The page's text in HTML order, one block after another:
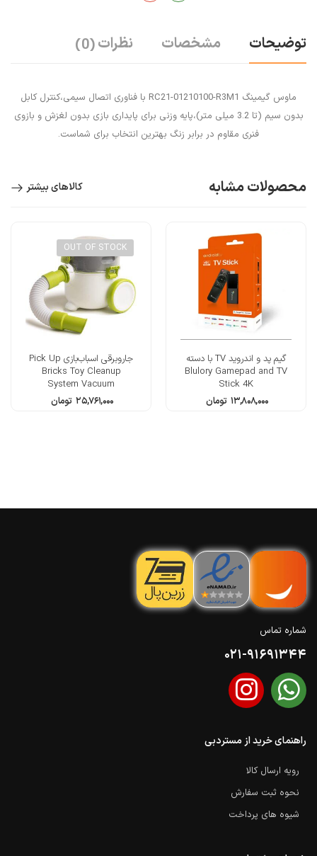
توضیحات مشخصات نظرات(0)
ماوس گیمینگ ‎RC21-01210100-R3M1 با فناوری اتصال سیمی،کنترل کابل
بدون سیم (تا 3.2 میلی متر)،پایه وزنی برای پایداری بازی بدون لغزش و بازوی
فنری مقاوم در برابر زنگ بهترین انتخاب برای شماست.
محصولات مشابه کالاهای بیشتر
گیم پد و اندروید TV با دسته
Blulory Gamepad and TV
Stick 4K
۱۳,۸۰۸,۰۰۰ تومان
OUT OF STOCK
جاروبرقی اسباب‌بازی Pick Up
Bricks Toy Cleanup
System Vacuum
۲۵,۷۶۱,۰۰۰ تومان
شماره تماس
021-91691344
راهنمای خرید از مستردبی
رویه ارسال کالا
نحوه ثبت سفارش
شیوه های پرداخت